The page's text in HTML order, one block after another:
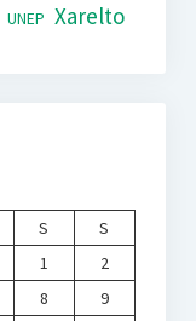
UNEP Xarelto
S
S
1
2
8
9